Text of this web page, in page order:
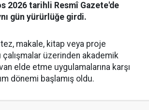
2026 tarihli Resmî Gazete'de
gün yürürlüğe girdi.
makale, kitap veya proje
çalışmalar üzerinden akademik
elde etme uygulamalarına karşı
dönemi başlamış oldu.